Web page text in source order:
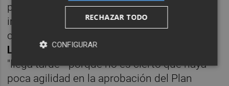
planeamiento estructural del Plan General e
incluir en el mismo el suelo para construir el
conservatorio. El concejal socialista
Luis Lópezha explicado que esta moción
"llega tarde" "porque no es cierto que haya
poca agilidad en la aprobación del Plan
RECHAZAR TODO
CONFIGURAR